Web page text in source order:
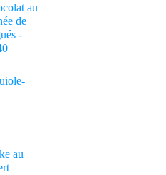
au
de
-
au